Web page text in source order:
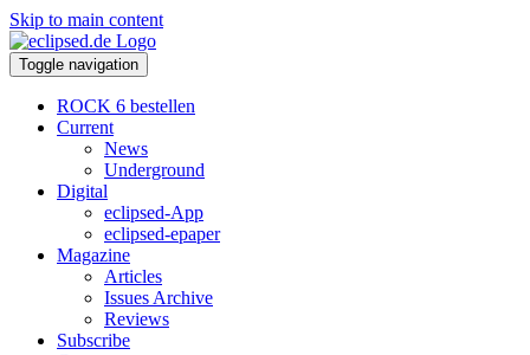
Skip to main content
Toggle navigation
ROCK 6 bestellen
Current
News
Underground
Digital
eclipsed-App
eclipsed-epaper
Magazine
Articles
Issues Archive
Reviews
Subscribe